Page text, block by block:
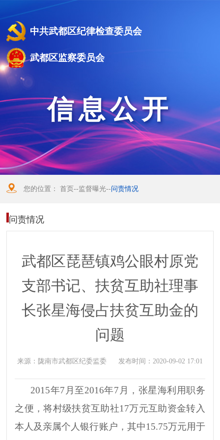
中共武都区纪律检查委员会
武都区监察委员会
信息公开
您的位置：首页--监督曝光--问责情况
问责情况
武都区琵琶镇鸡公眼村原党
支部书记、扶贫互助社理事
长张星海侵占扶贫互助金的
问题
来源： 陇南市武都区纪委监委 发布时间： 2020-09-02 17:01
2015年7月至2016年7月，张星海利用职务
之便，将村级扶贫互助社17万元互助资金转入
本人及亲属个人银行账户，其中15.75万元用于